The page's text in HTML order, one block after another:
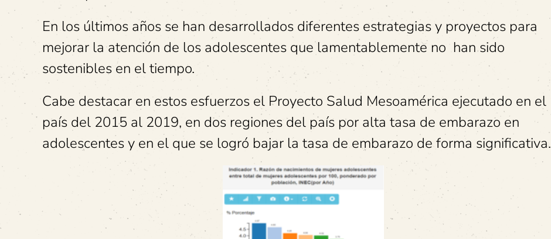
En los últimos años se han desarrollados diferentes estrategias y proyectos para
mejorar la atención de los adolescentes que lamentablemente no han sido
sostenibles en el tiempo.
Cabe destacar en estos esfuerzos el Proyecto Salud Mesoamérica ejecutado en el
país del 2015 al 2019, en dos regiones del país por alta tasa de embarazo en
adolescentes y en el que se logró bajar la tasa de embarazo de forma significativa.